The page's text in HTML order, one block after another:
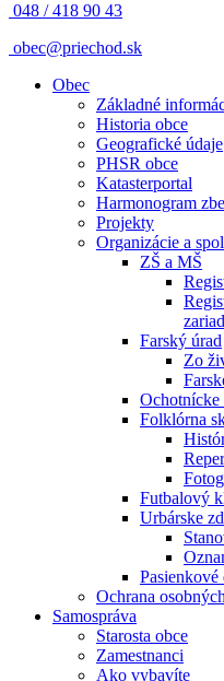
048 / 418 90 43
obec@priechod.sk
Obec
Základné
Historia obce
Geografické údaje
PHSR obce
Katasterportal
Harmonogram
Projekty
Organizácie a
ZŠ a MŠ
Farský úrad
Zo
Folklórna
Futbalový
Urbárske
Pasienkové
Ochrana
Samospráva
Starosta obce
Zamestnanci
Ako vybavíte